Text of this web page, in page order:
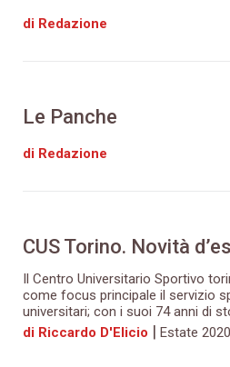
di Redazione
Le Panche
di Redazione
CUS Torino. Novità
Il Centro Universitario Sportivo
come focus principale il servizio
universitari; con i suoi 74 anni di
di Riccardo D'Elicio | Estate 2020